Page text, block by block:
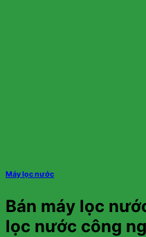
Máy lọc nước
Bán máy lọc
lọc nước công